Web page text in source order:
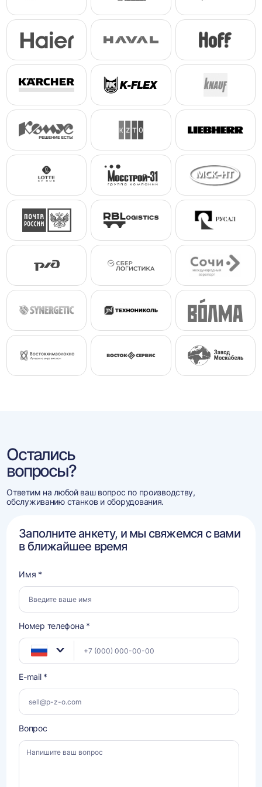
Остались
вопросы?
Ответим на любой ваш вопрос по производству,
обслуживанию станков и оборудования.
Заполните анкету, и мы свяжемся с вами
в ближайшее время
Имя *
Номер телефона *
E-mail *
Вопрос